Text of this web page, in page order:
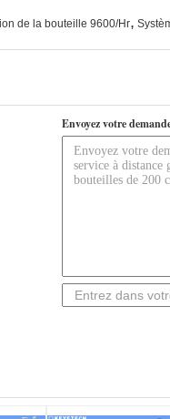
de la bouteille 9600/Hr,
Envoyez votre